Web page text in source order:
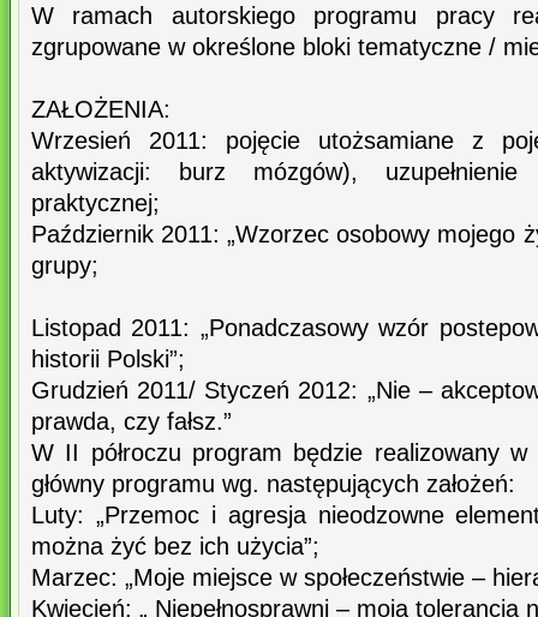
W ramach autorskiego programu pracy
zgrupowane w określone bloki tematyczne /
ZAŁOŻENIA:
Wrzesień 2011: pojęcie utożsamiane z
aktywizacji: burz mózgów),
praktycznej;
Październik 2011: „Wzorzec osobowy mojego
grupy;
Listopad 2011: „Ponadczasowy wzór
historii Polski”;
Grudzień 2011/ Styczeń 2012: „Nie –
prawda, czy fałsz.”
W II półroczu program będzie realizowany
główny programu wg. następujących założeń:
Luty: „Przemoc i agresja nieodzowne
można żyć bez ich użycia”;
Marzec: „Moje miejsce w społeczeństwie –
Kwiecień: „ Niepełnosprawni – moja tolerancja